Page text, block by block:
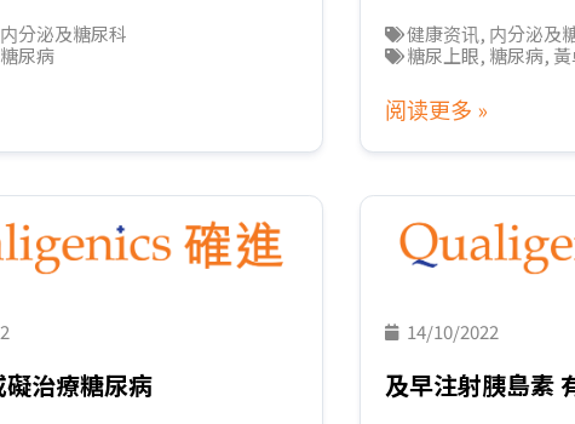
内分泌及糖尿科
糖尿病
健康资讯, 内分泌及
糖尿上眼, 糖尿病,
阅读更多 »
治療糖尿病
14/10/2022
及早注射胰島素